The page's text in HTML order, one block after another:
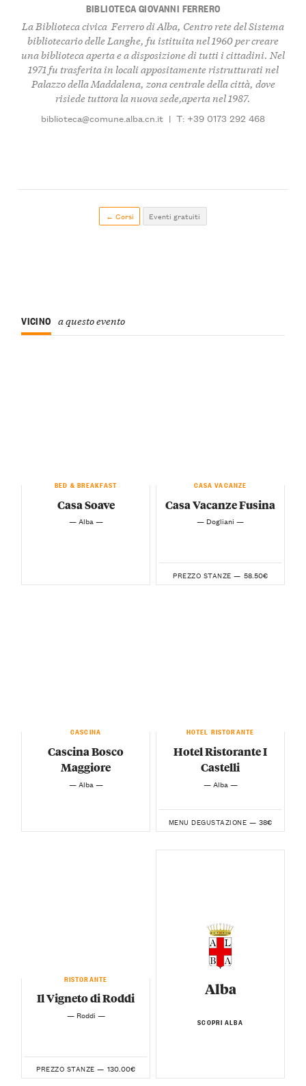
BIBLIOTECA GIOVANNI FERRERO
La Biblioteca civica Ferrero di Alba, Centro rete del Sistema
bibliotecario delle Langhe, fu istituita nel 1960 per creare
una biblioteca aperta e a disposizione di tutti i cittadini. Nel
1971 fu trasferita in locali appositamente ristrutturati nel
Palazzo della Maddalena, zona centrale della città, dove
risiede tuttora la nuova sede,aperta nel 1987.
biblioteca@comune.alba.cn.it | T: +39 0173 292 468
← Corsi Eventi gratuiti
VICINO a questo evento
BED & BREAKFAST
Casa Soave
— Alba —
CASA VACANZE
Casa Vacanze Fusina
— Dogliani —
PREZZO STANZE — 58.50€
CASCINA
Cascina Bosco
Maggiore
— Alba —
HOTEL RISTORANTE
Hotel Ristorante I
Castelli
— Alba —
MENU DEGUSTAZIONE — 38€
RISTORANTE
Il Vigneto di Roddi
— Roddi —
PREZZO STANZE — 130.00€
Alba
SCOPRI ALBA